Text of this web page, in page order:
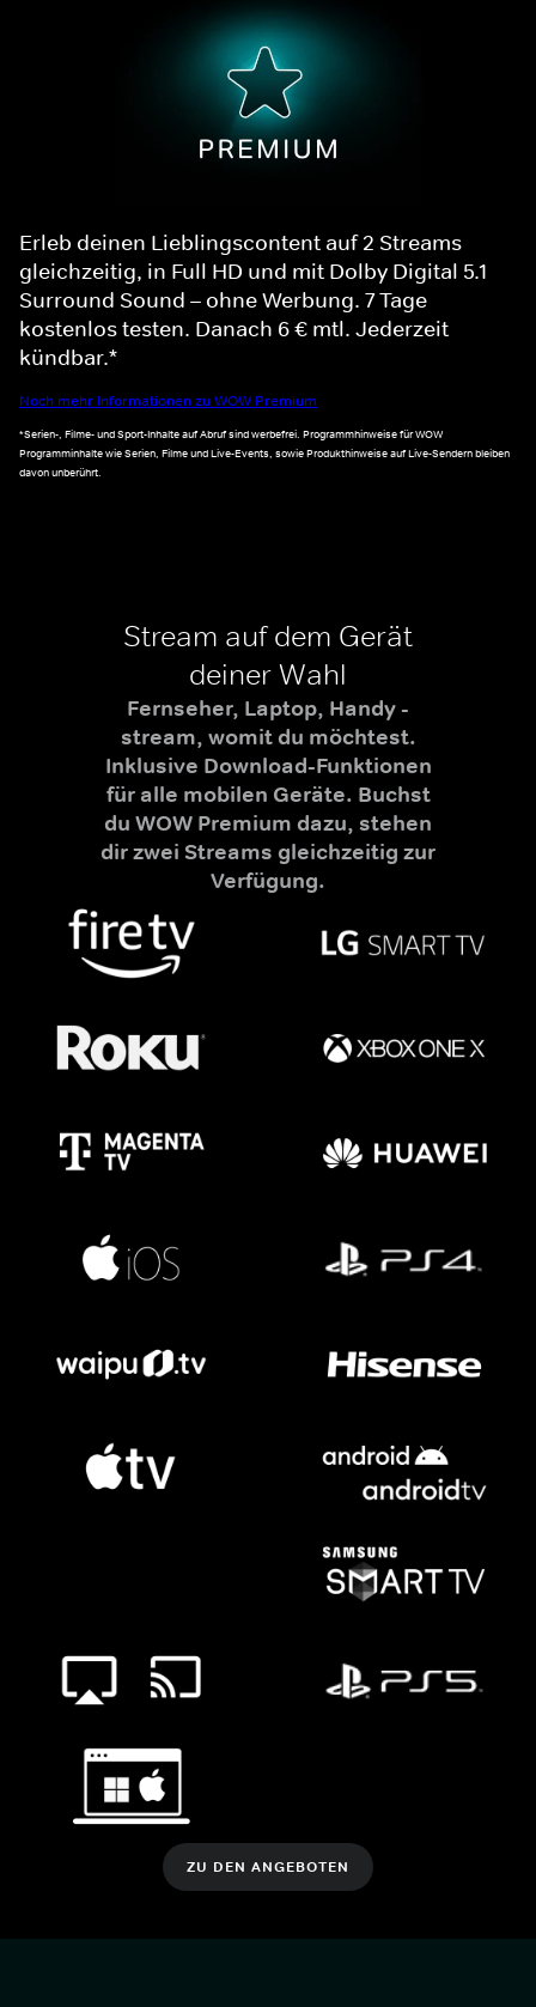
Erleb deinen Lieblingscontent auf 2 Streams
gleichzeitig, in Full HD und mit Dolby Digital 5.1
Surround Sound – ohne Werbung. 7 Tage
kostenlos testen. Danach 6 € mtl. Jederzeit
kündbar.*
Noch mehr Informationen zu WOW Premium
*Serien-, Filme- und Sport-Inhalte auf Abruf sind werbefrei. Programmhinweise für WOW
Programminhalte wie Serien, Filme und Live-Events, sowie Produkthinweise auf Live-Sendern bleiben
davon unberührt.
Stream auf dem Gerät
deiner Wahl
Fernseher, Laptop, Handy -
stream, womit du möchtest.
Inklusive Download-Funktionen
für alle mobilen Geräte. Buchst
du WOW Premium dazu, stehen
dir zwei Streams gleichzeitig zur
Verfügung.
ZU DEN ANGEBOTEN